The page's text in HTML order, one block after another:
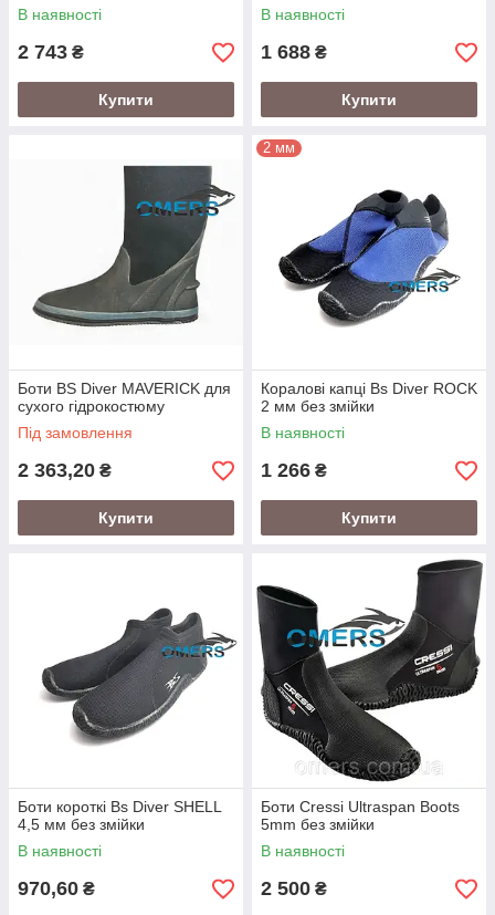
В наявності
2 743 ₴
Купити
В наявності
1 688 ₴
Купити
Боти BS Diver MAVERICK для
сухого гідрокостюму
Під замовлення
2 363,20 ₴
Купити
2 мм
Коралові капці Bs Diver ROCK
2 мм без змійки
В наявності
1 266 ₴
Купити
Боти короткі Bs Diver SHELL
4,5 мм без змійки
В наявності
970,60 ₴
Боти Cressi Ultraspan Boots
5mm без змійки
В наявності
2 500 ₴